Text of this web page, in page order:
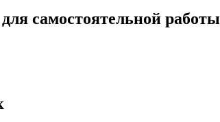
самостоятельной работы